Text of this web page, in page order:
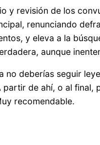
y revisión de los
renunciando
y eleva a la
aunque
no deberías seguir
de ahí, o al final,
recomendable.